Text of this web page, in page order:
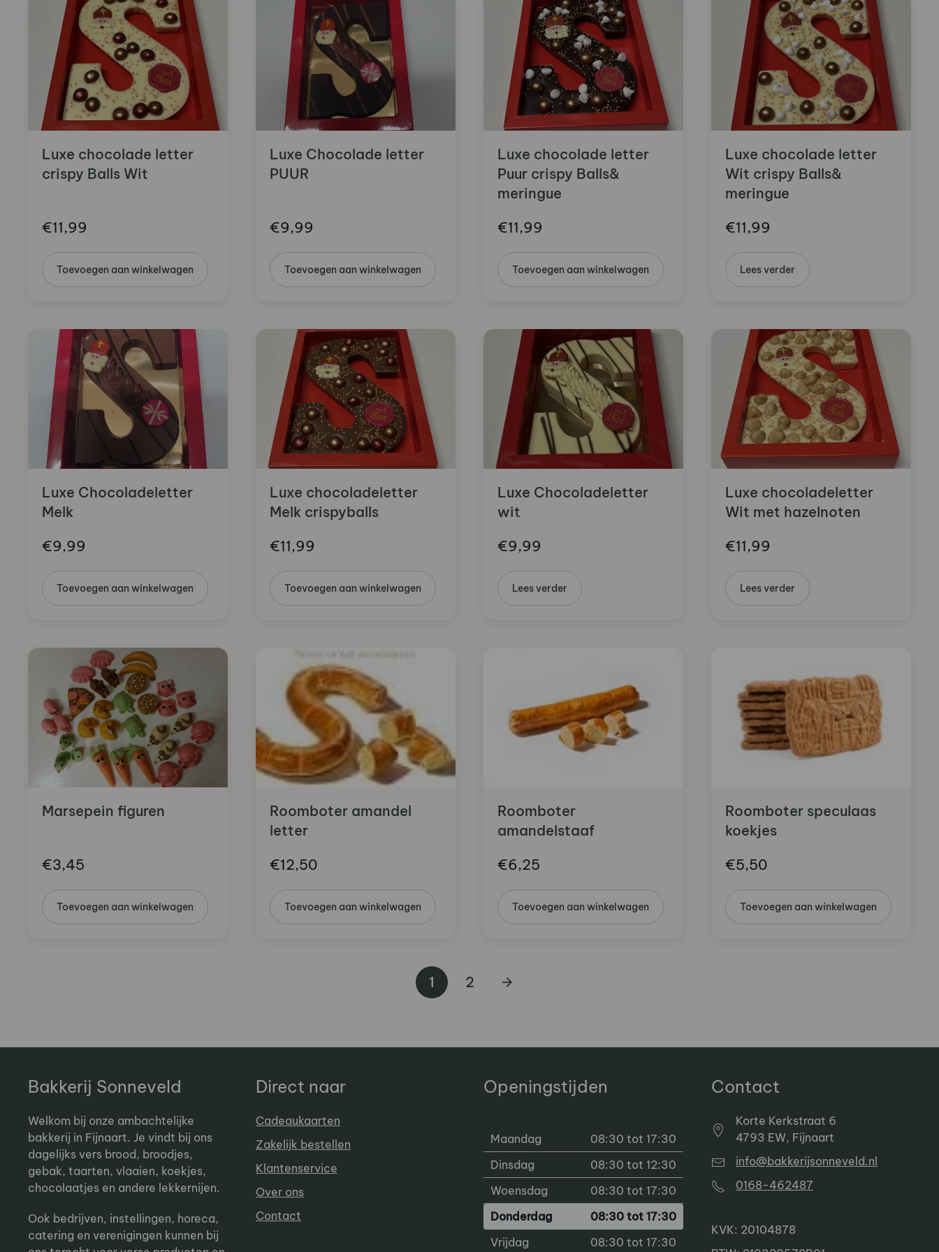
Luxe chocolade letter
crispy Balls Wit
€11,99
Toevoegen aan winkelwagen
Luxe Chocolade letter
PUUR
€9,99
Toevoegen aan winkelwagen
Luxe chocolade letter
Puur crispy Balls&
meringue
€11,99
Toevoegen aan winkelwagen
Luxe chocolade letter
Wit crispy Balls&
meringue
€11,99
Lees verder
Luxe Chocoladeletter
Melk
€9,99
Toevoegen aan winkelwagen
Luxe chocoladeletter
Melk crispyballs
€11,99
Toevoegen aan winkelwagen
Luxe Chocoladeletter
wit
€9,99
Lees verder
Luxe chocoladeletter
Wit met hazelnoten
€11,99
Lees verder
Marsepein figuren
€3,45
Toevoegen aan winkelwagen
Roomboter amandel
letter
€12,50
Toevoegen aan winkelwagen
Roomboter
amandelstaaf
€6,25
Toevoegen aan winkelwagen
Roomboter speculaas
koekjes
€5,50
Toevoegen aan winkelwagen
1 2
Bakkerij Sonneveld
Welkom bij onze ambachtelijke
bakkerij in Fijnaart. Je vindt bij ons
dagelijks vers brood, broodjes,
gebak, taarten, vlaaien, koekjes,
chocolaatjes en andere lekkernijen.
Ook bedrijven, instellingen, horeca,
catering en verenigingen kunnen bij
Direct naar
Cadeaukaarten
Zakelijk bestellen
Klantenservice
Over ons
Contact
Openingstijden
Maandag
08:30 tot 17:30
Dinsdag
08:30 tot 12:30
Woensdag
08:30 tot 17:30
Donderdag
08:30 tot 17:30
Vrijdag
08:30 tot 17:30
Contact
Korte Kerkstraat 6
4793 EW, Fijnaart
info@bakkerijsonneveld.nl
0168-462487
KVK: 20104878